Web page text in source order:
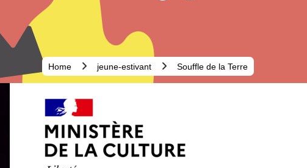
Home jeune-estivant Souffle de la Terre